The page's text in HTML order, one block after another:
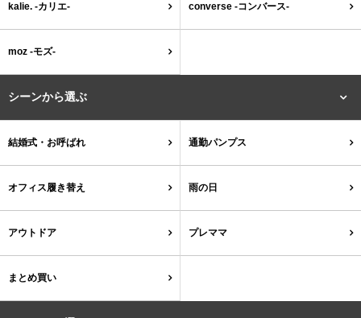
kalie. -カリエ- converse -コンバース-
moz -モズ-
人気シリーズから選ぶ
エアスイートパンプス 幅広4E対応フリーリー
ふわカルシリーズ 極やわシリーズ
整うシリーズ 日本製
シーンから選ぶ
kalie. -カリエ- converse -コンバース-
moz -モズ-
シーンから選ぶ
結婚式・お呼ばれ 通勤パンプス
オフィス履き替え 雨の日
アウトドア プレママ
まとめ買い